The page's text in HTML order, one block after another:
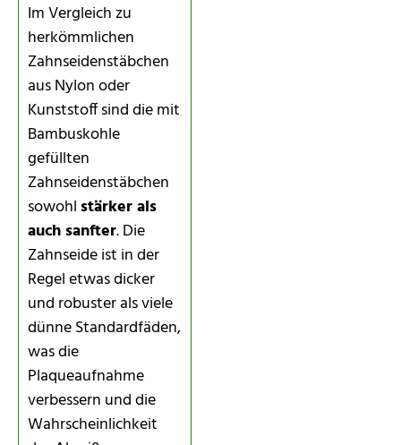
Im Vergleich zu
herkömmlichen
Zahnseidenstäbchen
aus Nylon oder
Kunststoff sind die mit
Bambuskohle
gefüllten
Zahnseidenstäbchen
sowohl stärker als
auch sanfter. Die
Zahnseide ist in der
Regel etwas dicker
und robuster als viele
dünne Standardfäden,
was die
Plaqueaufnahme
verbessern und die
Wahrscheinlichkeit